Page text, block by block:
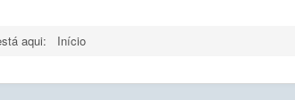
aqui: Início